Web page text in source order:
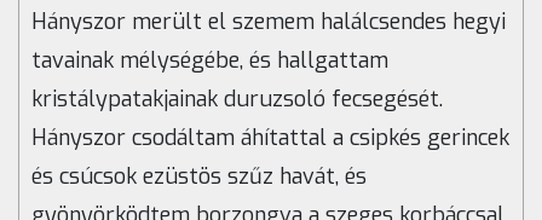
Hányszor merült el szemem halálcsendes hegyi
tavainak mélységébe, és hallgattam
kristálypatakjainak duruzsoló fecsegését.
Hányszor csodáltam áhítattal a csipkés gerincek
és csúcsok ezüstös szűz havát, és